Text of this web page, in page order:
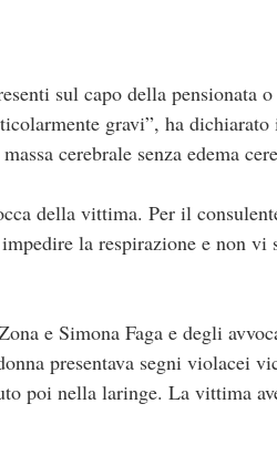
sul capo della pensionata
gravi”, ha dichiarato
cerebrale senza edema
della vittima. Per il
la respirazione e non vi
e Simona Faga e degli
presentava segni violacei
poi nella laringe. La vittima